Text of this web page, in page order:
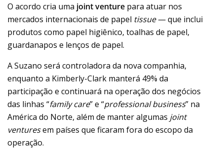
O acordo cria uma joint venture para atuar nos
mercados internacionais de papel tissue— que inclui
produtos como papel higiênico, toalhas de papel,
guardanapos e lenços de papel.
A Suzano será controladora da nova companhia,
enquanto a Kimberly-Clark manterá 49% da
participação e continuará na operação dos negócios
das linhas “family care” e “professional business” na
América do Norte, além de manter algumas joint
venturesem países que ficaram fora do escopo da
operação.